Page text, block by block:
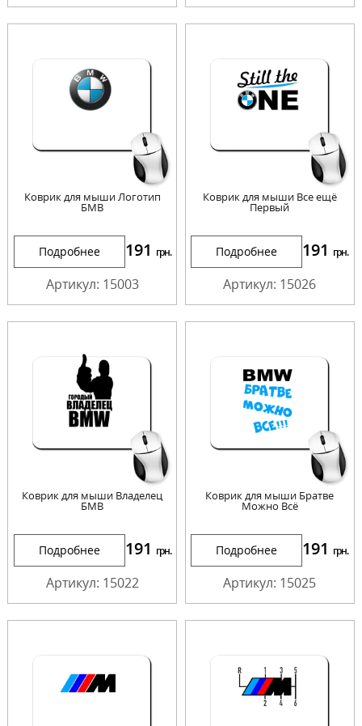
Коврик для мыши Логотип
БМВ
Подробнее 191 грн.
Артикул: 15003
Коврик для мыши Все ещё
Первый
Подробнее 191 грн.
Артикул: 15026
Коврик для мыши Владелец
БМВ
Подробнее 191 грн.
Артикул: 15022
Коврик для мыши Братве
Можно Всё
Подробнее 191 грн.
Артикул: 15025